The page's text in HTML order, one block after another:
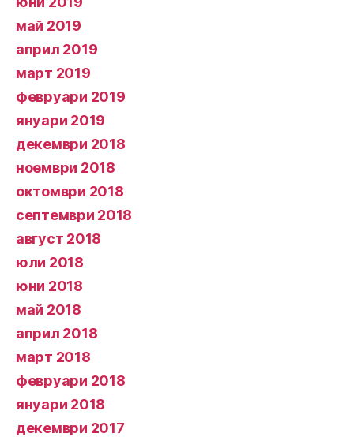
май 2019
април 2019
март 2019
февруари 2019
януари 2019
декември 2018
ноември 2018
октомври 2018
септември 2018
август 2018
юли 2018
юни 2018
май 2018
април 2018
март 2018
февруари 2018
януари 2018
декември 2017